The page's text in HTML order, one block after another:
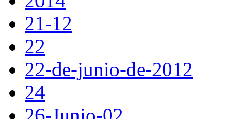
21-12
22
22-de-junio-de-2012
24